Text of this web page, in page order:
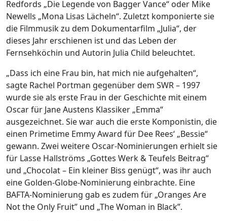
Redfords „Die Legende von Bagger Vance“ oder Mike
Newells „Mona Lisas Lächeln“. Zuletzt komponierte sie
die Filmmusik zu dem Dokumentarfilm „Julia“, der
dieses Jahr erschienen ist und das Leben der
Fernsehköchin und Autorin Julia Child beleuchtet.
„Dass ich eine Frau bin, hat mich nie aufgehalten“,
sagte Rachel Portman gegenüber dem SWR – 1997
wurde sie als erste Frau in der Geschichte mit einem
Oscar für Jane Austens Klassiker „Emma“
ausgezeichnet. Sie war auch die erste Komponistin, die
einen Primetime Emmy Award für Dee Rees‘ „Bessie“
gewann. Zwei weitere Oscar-Nominierungen erhielt sie
für Lasse Hallströms „Gottes Werk & Teufels Beitrag“
und „Chocolat – Ein kleiner Biss genügt“, was ihr auch
eine Golden-Globe-Nominierung einbrachte. Eine
BAFTA-Nominierung gab es zudem für „Oranges Are
Not the Only Fruit” und „The Woman in Black”.